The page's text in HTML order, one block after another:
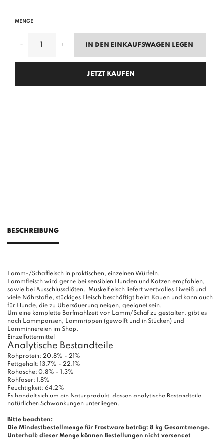
MENGE
- + IN DEN EINKAUFSWAGEN LEGEN
JETZT KAUFEN
BESCHREIBUNG
Lamm-/Schaffleisch in praktischen, einzelnen Würfeln.
Lammfleisch wird gerne bei sensiblen Hunden und Katzen empfohlen,
sowie bei Ausschlussdiäten. Muskelfleisch liefert wertvolles Eiweiß und
viele Nährstoffe, stückiges Fleisch beschäftigt beim Kauen und kann auch
für Hunde, die zu Übersäuerung neigen, geeignet sein.
Um eine komplette Barfmahlzeit von Lamm/Schaf zu gestalten, gibt es
noch Lammpansen, Lammrippen (gewolft und in Stücken) und
Lamminnereien im Shop.
Einzelfuttermittel
Analytische Bestandteile
Rohprotein: 20,8% - 21%
Fettgehalt: 13,7% - 22.1%
Rohasche: 0.8% - 1,3%
Rohfaser: 1.8%
Feuchtigkeit: 64,2%
Es handelt sich um ein Naturprodukt, dessen analytische Bestandteile
natürlichen Schwankungen unterliegen.
Bitte beachten:
Die Mindestbestellmenge für Frostware beträgt 8 kg Gesamtmenge.
Unterhalb dieser Menge können Bestellungen nicht versendet